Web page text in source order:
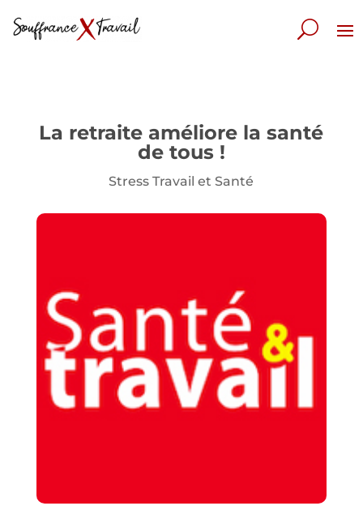
La retraite améliore la santé
de tous !
Stress Travail et Santé